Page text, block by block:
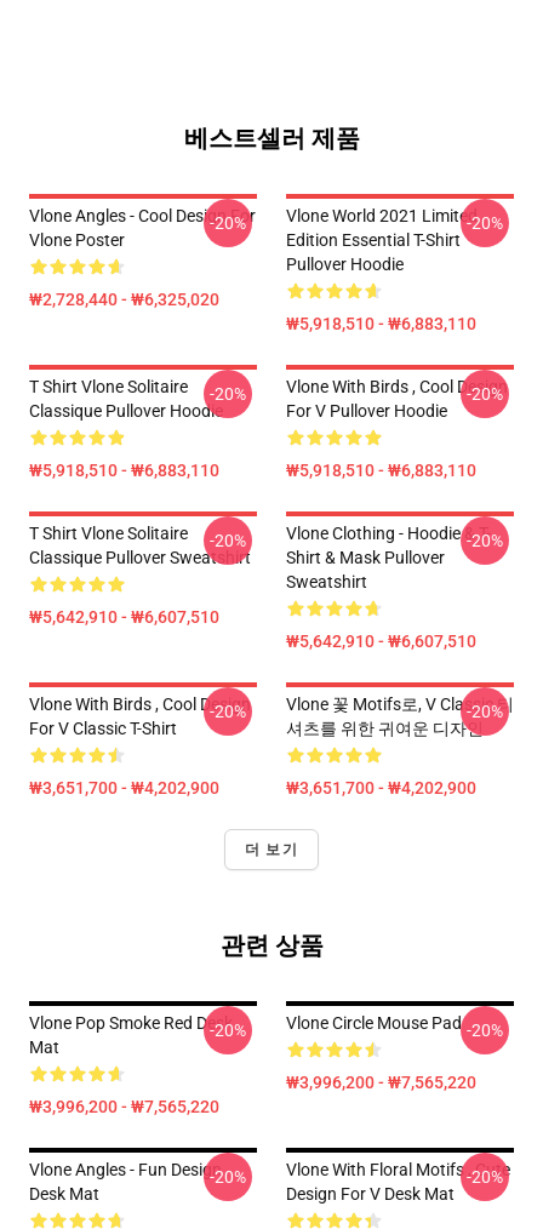
베스트셀러 제품
Vlone Angles - Cool Design For
Vlone Poster
₩2,728,440 - ₩6,325,020
-20%
Vlone World 2021 Limited
Edition Essential T-Shirt
Pullover Hoodie
₩5,918,510 - ₩6,883,110
-20%
T Shirt Vlone Solitaire
Classique Pullover Hoodie
₩5,918,510 - ₩6,883,110
-20%
Vlone With Birds , Cool Design
For V Pullover Hoodie
₩5,918,510 - ₩6,883,110
-20%
T Shirt Vlone Solitaire
Classique Pullover Sweatshirt
₩5,642,910 - ₩6,607,510
-20%
Vlone Clothing - Hoodie & T-
Shirt & Mask Pullover
Sweatshirt
₩5,642,910 - ₩6,607,510
-20%
Vlone With Birds , Cool Design
For V Classic T-Shirt
₩3,651,700 - ₩4,202,900
-20%
Vlone 꽃 Motifs로, V Classic 티
셔츠를 위한 귀여운 디자인
₩3,651,700 - ₩4,202,900
-20%
더 보기
관련 상품
Vlone Pop Smoke Red Desk
Mat
₩3,996,200 - ₩7,565,220
-20% Vlone Circle Mouse Pad
₩3,996,200 - ₩7,565,220
-20%
Vlone Angles - Fun Design
Desk Mat
-20%
Vlone With Floral Motifs , Cute
Design For V Desk Mat
-20%